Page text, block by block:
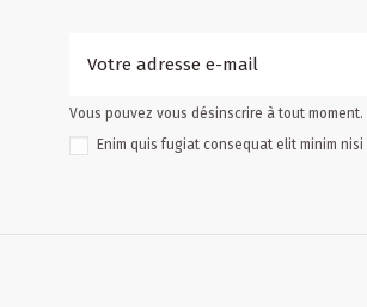
Vous pouvez vous désinscrire à tout
Enim quis fugiat consequat elit minim